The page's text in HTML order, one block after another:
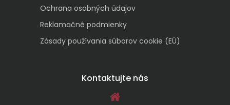
Ochrana osobných údajov
Reklamačné podmienky
Zásady používania súborov cookie (EÚ)
Kontaktujte nás